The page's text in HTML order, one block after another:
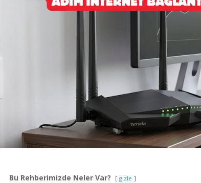
Bu Rehberimizde Neler Var? gizle